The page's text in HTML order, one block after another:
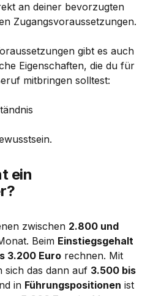
an deiner bevorzugten
Zugangsvoraussetzungen.
gibt es auch
Eigenschaften, die du für
mitbringen solltest:
ein
zwischen 2.800 und
Beim Einstiegsgehalt
3.200 Euro rechnen. Mit
sich das dann auf 3.500 bis
in Führungspositionen ist